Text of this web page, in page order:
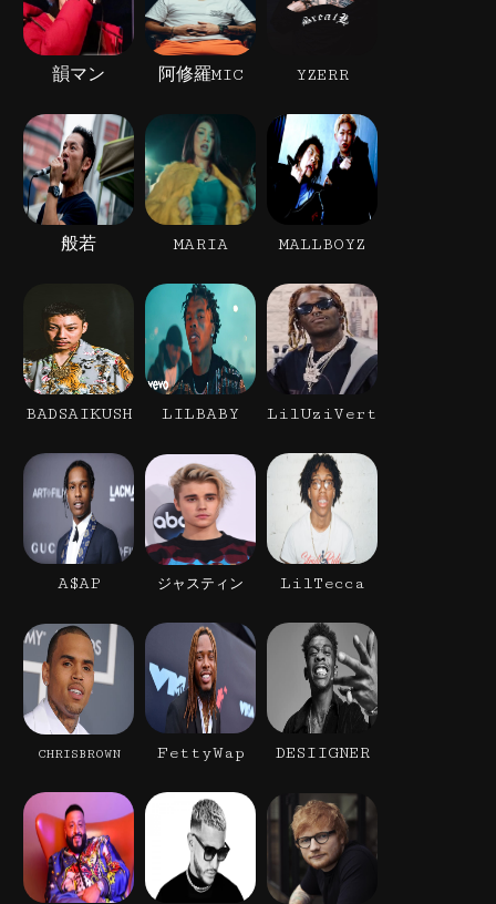
韻マン 阿修羅MIC YZERR
般若 MARIA MALLBOYZ
BADSAIKUSH LILBABY LilUziVert
A$AP ジャスティン LilTecca
CHRISBROWN FettyWap DESIIGNER